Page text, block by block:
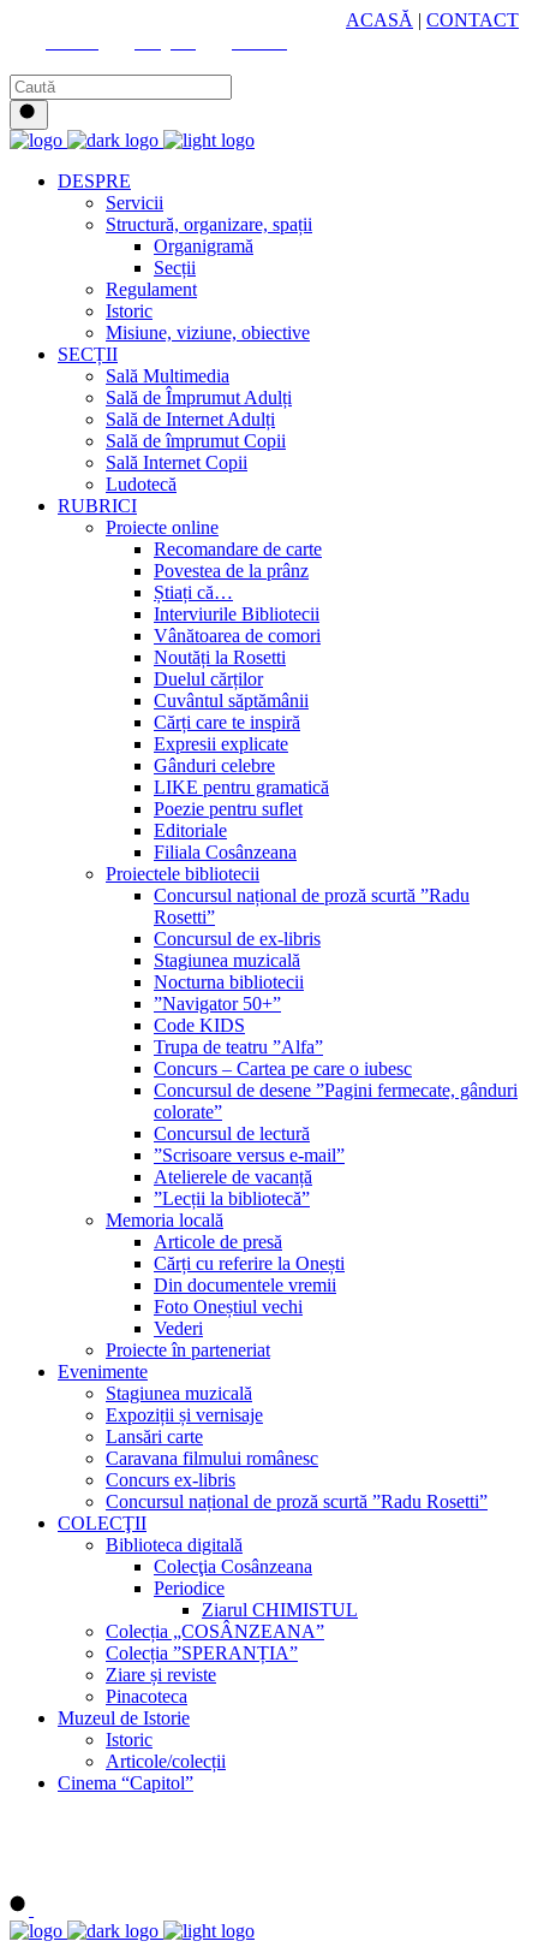
ACASĂ | CONTACT
DESPRE
Servicii
Structură, organizare, spații
Organigramă
Secții
Regulament
Istoric
Misiune, viziune, obiective
SECȚII
Sală Multimedia
Sală de Împrumut Adulți
Sală de Internet Adulți
Sală de împrumut Copii
Sală Internet Copii
Ludotecă
RUBRICI
Proiecte online
Recomandare de carte
Povestea de la prânz
Știați că…
Interviurile Bibliotecii
Vânătoarea de comori
Noutăți la Rosetti
Duelul cărților
Cuvântul săptămânii
Cărți care te inspiră
Expresii explicate
Gânduri celebre
LIKE pentru gramatică
Poezie pentru suflet
Editoriale
Filiala Cosânzeana
Proiectele bibliotecii
Concursul național de proză scurtă ”Radu
Rosetti”
Concursul de ex-libris
Stagiunea muzicală
Nocturna bibliotecii
”Navigator 50+”
Code KIDS
Trupa de teatru ”Alfa”
Concurs – Cartea pe care o iubesc
Concursul de desene ”Pagini fermecate, gânduri
colorate”
Concursul de lectură
”Scrisoare versus e-mail”
Atelierele de vacanță
”Lecții la bibliotecă”
Memoria locală
Articole de presă
Cărți cu referire la Onești
Din documentele vremii
Foto Oneștiul vechi
Vederi
Proiecte în parteneriat
Evenimente
Stagiunea muzicală
Expoziții și vernisaje
Lansări carte
Caravana filmului românesc
Concurs ex-libris
Concursul național de proză scurtă ”Radu Rosetti”
COLECŢII
Biblioteca digitală
Colecţia Cosânzeana
Periodice
Ziarul CHIMISTUL
Colecția „COSÂNZEANA”
Colecția ”SPERANȚIA”
Ziare și reviste
Pinacoteca
Muzeul de Istorie
Istoric
Articole/colecții
Cinema “Capitol”